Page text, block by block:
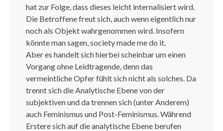
hat zur Folge, dass dieses leicht internalisiert wird.
Die Betroffene freut sich, auch wenn eigentlich nur
noch als Objekt wahrgenommen wird. Insofern
könnte man sagen, society made me do it.
Aber es handelt sich hierbei scheinbar um einen
Vorgang ohne Leidtragende, denn das
vermeintliche Opfer fühlt sich nicht als solches. Da
trennt sich die Analytische Ebene von der
subjektiven und da trennen sich (unter Anderem)
auch Feminismus und Post-Feminismus. Während
Erstere sich auf die analytische Ebene berufen